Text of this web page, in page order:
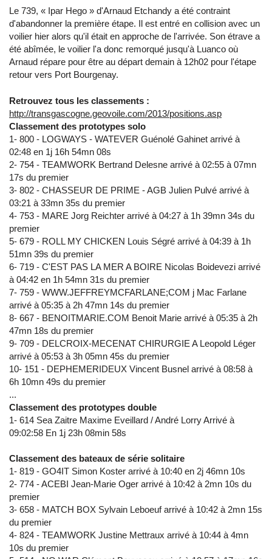
Le 739, « Ipar Hego » d'Arnaud Etchandy a été contraint
d'abandonner la première étape. Il est entré en collision avec un
voilier hier alors qu'il était en approche de l'arrivée. Son étrave a
été abîmée, le voilier l'a donc remorqué jusqu'à Luanco où
Arnaud répare pour être au départ demain à 12h02 pour l'étape
retour vers Port Bourgenay.
Retrouvez tous les classements :
http://transgascogne.geovoile.com/2013/positions.asp
Classement des prototypes solo
1- 800 - LOGWAYS - WATEVER Guénolé Gahinet arrivé à
02:48 en 1j 16h 54mn 08s
2- 754 - TEAMWORK Bertrand Delesne arrivé à 02:55 à 07mn
17s du premier
3- 802 - CHASSEUR DE PRIME - AGB Julien Pulvé arrivé à
03:21 à 33mn 35s du premier
4- 753 - MARE Jorg Reichter arrivé à 04:27 à 1h 39mn 34s du
premier
5- 679 - ROLL MY CHICKEN Louis Ségré arrivé à 04:39 à 1h
51mn 39s du premier
6- 719 - C'EST PAS LA MER A BOIRE Nicolas Boidevezi arrivé
à 04:42 en 1h 54mn 31s du premier
7- 759 - WWW.JEFFREYMCFARLANE;COM j Mac Farlane
arrivé à 05:35 à 2h 47mn 14s du premier
8- 667 - BENOITMARIE.COM Benoit Marie arrivé à 05:35 à 2h
47mn 18s du premier
9- 709 - DELCROIX-MECENAT CHIRURGIE A Leopold Léger
arrivé à 05:53 à 3h 05mn 45s du premier
10- 151 - DEPHEMERIDEUX Vincent Busnel arrivé à 08:58 à
6h 10mn 49s du premier
...
Classement des prototypes double
1- 614 Sea Zaitre Maxime Eveillard / André Lorry Arrivé à
09:02:58 En 1j 23h 08min 58s
Classement des bateaux de série solitaire
1- 819 - GO4IT Simon Koster arrivé à 10:40 en 2j 46mn 10s
2- 774 - ACEBI Jean-Marie Oger arrivé à 10:42 à 2mn 10s du
premier
3- 658 - MATCH BOX Sylvain Leboeuf arrivé à 10:42 à 2mn 15s
du premier
4- 824 - TEAMWORK Justine Mettraux arrivé à 10:44 à 4mn
10s du premier